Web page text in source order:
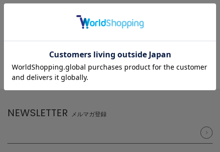
NEWSLETTER メルマガ登録